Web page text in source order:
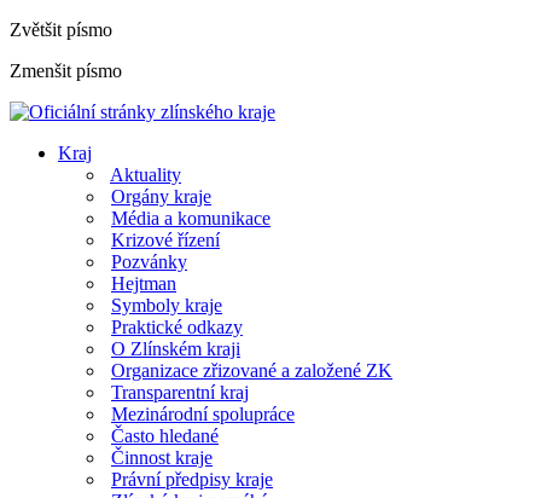
Zvětšit písmo
Zmenšit písmo
Kraj
Aktuality
Orgány kraje
Média a komunikace
Krizové řízení
Pozvánky
Hejtman
Symboly kraje
Praktické odkazy
O Zlínském kraji
Organizace zřizované a založené ZK
Transparentní kraj
Mezinárodní spolupráce
Často hledané
Činnost kraje
Právní předpisy kraje